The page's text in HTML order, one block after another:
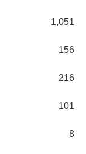
1,051
156
216
101
8